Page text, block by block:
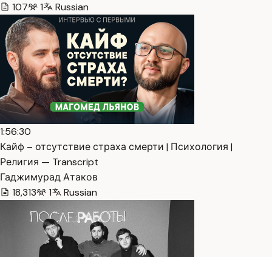
107
1 Russian
1:56:30
Кайф – отсутствие страха смерти | Психология |
Религия — Transcript
Гаджимурад Атаков
18,313
1 Russian